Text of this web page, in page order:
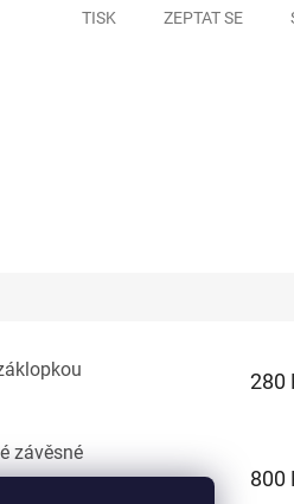
TISK ZEPTAT SE
280
závěsné
800